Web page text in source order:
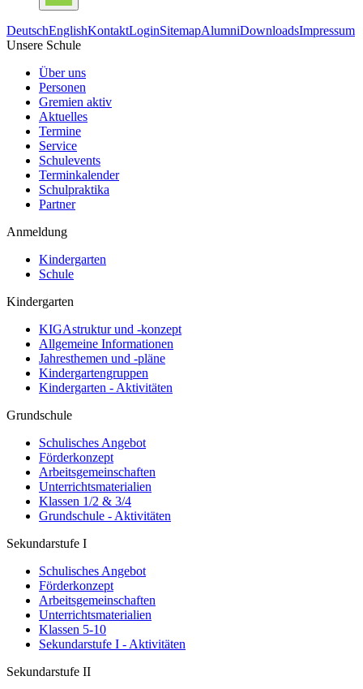
DeutschEnglishKontaktLoginSitemapAlumniDownloadsImpressum
Unsere Schule
Über uns
Personen
Gremien aktiv
Aktuelles
Termine
Service
Schulevents
Terminkalender
Schulpraktika
Partner
Anmeldung
Kindergarten
Schule
Kindergarten
KIGAstruktur und -konzept
Allgemeine Informationen
Jahresthemen und -pläne
Kindergartengruppen
Kindergarten - Aktivitäten
Grundschule
Schulisches Angebot
Förderkonzept
Arbeitsgemeinschaften
Unterrichtsmaterialien
Klassen 1/2 & 3/4
Grundschule - Aktivitäten
Sekundarstufe I
Schulisches Angebot
Förderkonzept
Arbeitsgemeinschaften
Unterrichtsmaterialien
Klassen 5-10
Sekundarstufe I - Aktivitäten
Sekundarstufe II